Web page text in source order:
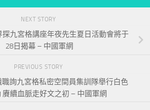
NEXT STORY
探九宮格講座年夜先生夏日活動會將于
28日揭幕 – 中國軍網
PREVIOUS STORY
詢九宮格私密空間員集訓隊舉行白色
賡續血脈走好文之初 – 中國軍網